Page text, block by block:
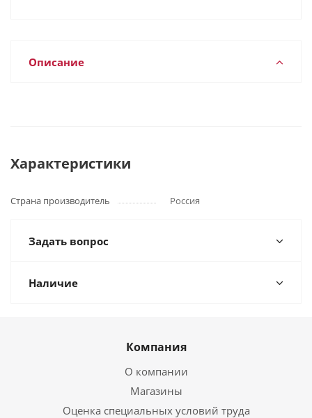
Описание
Характеристики
Страна производитель Россия
Задать вопрос
Наличие
Компания
О компании
Магазины
Оценка специальных условий труда